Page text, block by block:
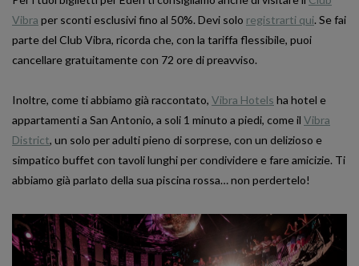
Vibra per sconti esclusivi fino al 50%. Devi solo registrarti qui. Se fai
parte del Club Vibra, ricorda che, con la tariffa flessibile, puoi
cancellare gratuitamente con 72 ore di preavviso.
Inoltre, come ti abbiamo già raccontato, Vibra Hotels ha hotel e
appartamenti a San Antonio, a soli 1 minuto a piedi, come il Vibra
District, un solo per adulti pieno di sorprese, con un delizioso e
simpatico buffet con tavoli lunghi per condividere e fare amicizie. Ti
abbiamo già parlato della sua piscina rossa… non perdertelo!